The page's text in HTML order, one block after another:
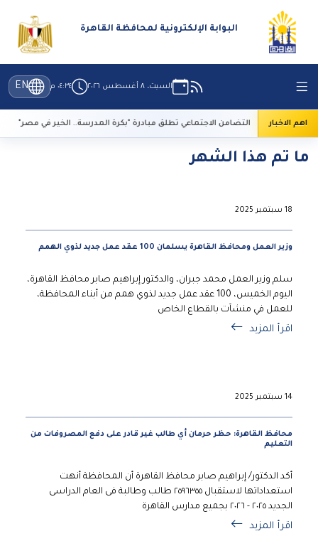
البوابة الإلكترونية لمحافظة القاهرة
السبت، ٨ أغسطس ٢٠٢٦ ٠٤:٣٤ م EN
اهم الاخبار التضامن الاجتماعي تطلق مبادرة "بكرة المدرسة.. الخير في مصر"
ما تم هذا الشهر
18 سبتمبر 2025
وزير العمل ومحافظ القاهرة يسلمان 100 عقد عمل جديد لذوي الهمم
سلم وزير العمل محمد جبران، والدكتور إبراهيم صابر محافظ القاهرة،
اليوم الخميس، 100 عقد عمل جديد لذوي همم من أبناء المحافظة،
للعمل في منشآت بالقطاع الخاص
اقرأ المزيد
14 سبتمبر 2025
محافظ القاهرة: حظر حرمان أي طالب غير قادر على دفع المصروفات من
التعليم
أكد الدكتور/ إبراهيم صابر محافظ القاهرة أن المحافظة أنهت
استعداداتها لاستقبال ٢٥٩٦٣٥٥ طالب وطالبة فى العام الدراسى
الجديد ٢٠٢٥ - ٢٠٢٦ بجميع مدارس القاهرة
اقرأ المزيد